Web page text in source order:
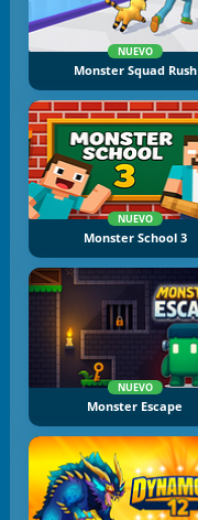
NUEVO
Monster Squad Rush
NUEVO
Monster School 3
NUEVO
Monster Escape